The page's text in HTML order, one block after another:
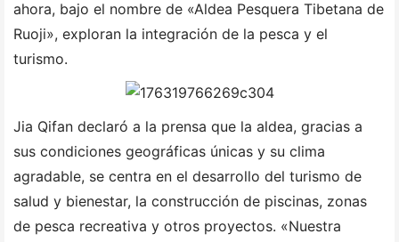
ahora, bajo el nombre de «Aldea Pesquera Tibetana de
Ruoji», exploran la integración de la pesca y el
turismo.
Jia Qifan declaró a la prensa que la aldea, gracias a
sus condiciones geográficas únicas y su clima
agradable, se centra en el desarrollo del turismo de
salud y bienestar, la construcción de piscinas, zonas
de pesca recreativa y otros proyectos. «Nuestra